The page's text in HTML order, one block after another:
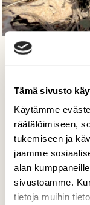
Tämä sivusto
Käytämme
räätälöimiseen,
tukemiseen ja
jaamme
alan
sivustoamme.
tietoja muihin